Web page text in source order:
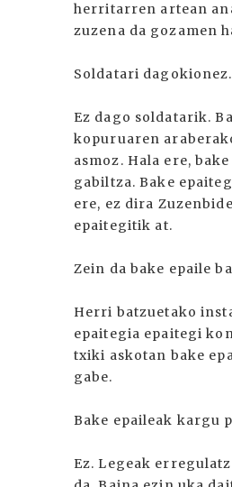
herritarren artean
zuzena da gozamen
Soldatari
Ez dago soldatarik.
kopuruaren
asmoz. Hala ere,
gabiltza. Bake
ere, ez dira
epaitegitik at.
Zein da bake epaile
Herri batzuetako
epaitegia epaitegi
txiki askotan bake
gabe.
Bake epaileak kargu
Ez. Legeak